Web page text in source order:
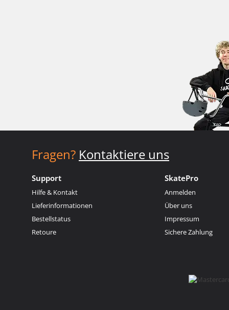
Fragen? Kontaktiere uns
Support
Hilfe & Kontakt
Lieferinformationen
Bestellstatus
Retoure
SkatePro
Anmelden
Über uns
Impressum
Sichere Zahlung